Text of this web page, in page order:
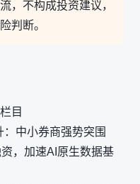
，不构成投资建议，
判断。
目
中小券商强势突围
，加速AI原生数据基